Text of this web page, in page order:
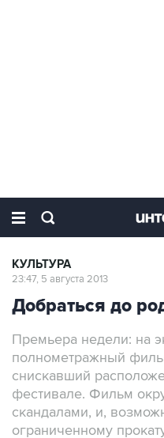
КУЛЬТУРА
23:47, 5 августа 2013
Добраться до
Премьера недели: на
полнометражный
снискавший
фестивале. Фильм
скандалами, и,
ограниченному